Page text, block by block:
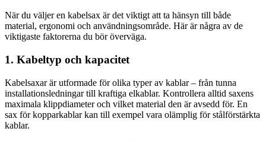
När du väljer en kabelsax är det viktigt att ta hänsyn till både
material, ergonomi och användningsområde. Här är några av de
viktigaste faktorerna du bör överväga.
1. Kabeltyp och kapacitet
Kabelsaxar är utformade för olika typer av kablar – från tunna
installationsledningar till kraftiga elkablar. Kontrollera alltid saxens
maximala klippdiameter och vilket material den är avsedd för. En
sax för kopparkablar kan till exempel vara olämplig för stålförstärkta
kablar.